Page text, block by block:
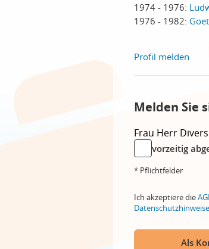
1974 - 1976:
1976 - 1982:
Profil melden
Melden Sie
Frau Herr Divers
vorzeitig
* Pflichtfelder
Ich akzeptiere die
Datenschutzhinweise
Als